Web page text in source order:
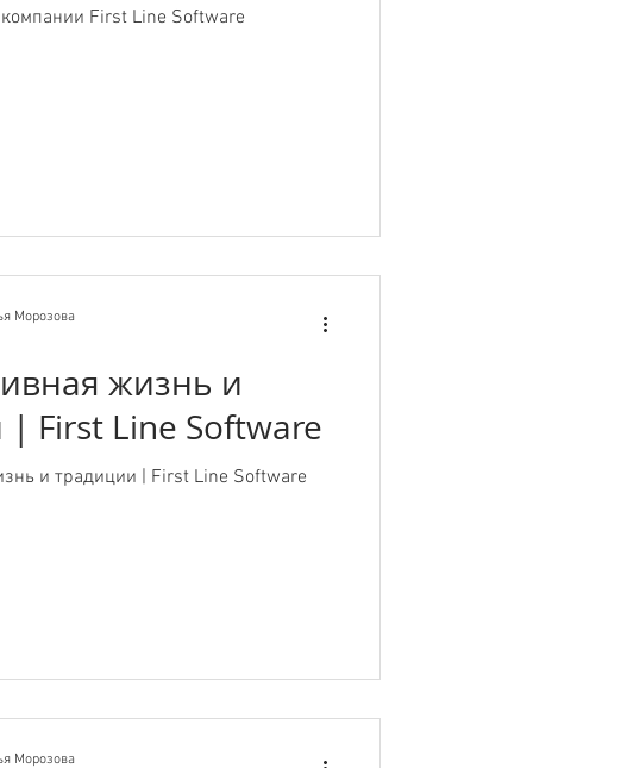
First Line Software
жизнь и
First Line Software
и традиции | First Line Software
Морозова
Морозова